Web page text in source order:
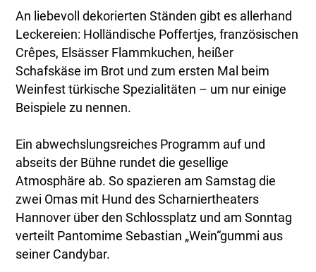
An liebevoll dekorierten Ständen gibt es allerhand
Leckereien: Holländische Poffertjes, französischen
Crêpes, Elsässer Flammkuchen, heißer
Schafskäse im Brot und zum ersten Mal beim
Weinfest türkische Spezialitäten – um nur einige
Beispiele zu nennen.
Ein abwechslungsreiches Programm auf und
abseits der Bühne rundet die gesellige
Atmosphäre ab. So spazieren am Samstag die
zwei Omas mit Hund des Scharniertheaters
Hannover über den Schlossplatz und am Sonntag
verteilt Pantomime Sebastian „Wein“gummi aus
seiner Candybar.